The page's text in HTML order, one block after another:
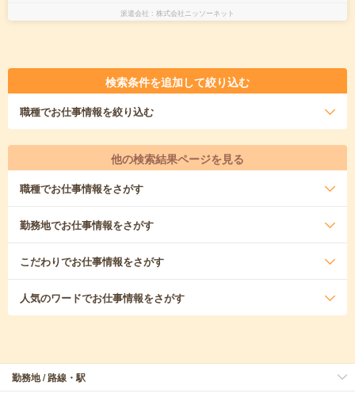
派遣会社 株式会社ニッソーネット
検索条件を追加して絞り込む
職種でお仕事情報を絞り込む
他の検索結果ページを見る
職種でお仕事情報をさがす
勤務地でお仕事情報をさがす
こだわりでお仕事情報をさがす
人気のワードでお仕事情報をさがす
勤務地 / 路線・駅